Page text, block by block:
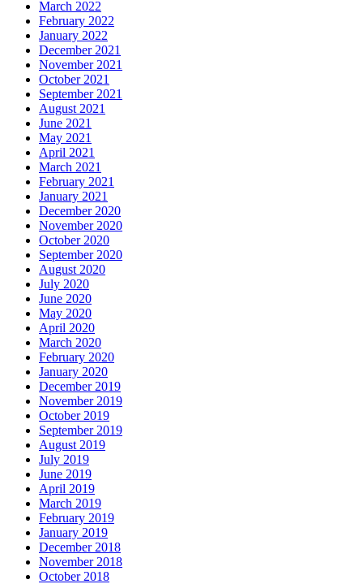
March 2022
February 2022
January 2022
December 2021
November 2021
October 2021
September 2021
August 2021
June 2021
May 2021
April 2021
March 2021
February 2021
January 2021
December 2020
November 2020
October 2020
September 2020
August 2020
July 2020
June 2020
May 2020
April 2020
March 2020
February 2020
January 2020
December 2019
November 2019
October 2019
September 2019
August 2019
July 2019
June 2019
April 2019
March 2019
February 2019
January 2019
December 2018
November 2018
October 2018